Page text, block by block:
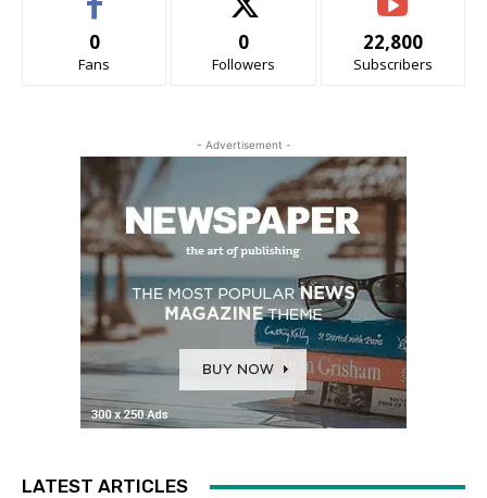
0
Fans
0
Followers
22,800
Subscribers
- Advertisement -
LATEST ARTICLES